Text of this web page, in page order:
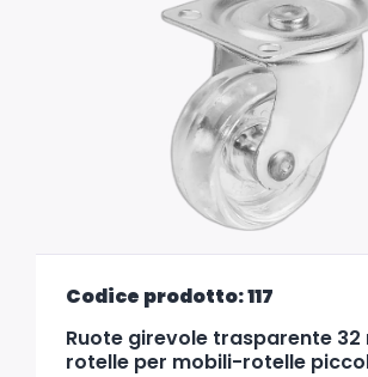
Codice prodotto: 117
Ruote girevole trasparente 32
rotelle per mobili-rotelle